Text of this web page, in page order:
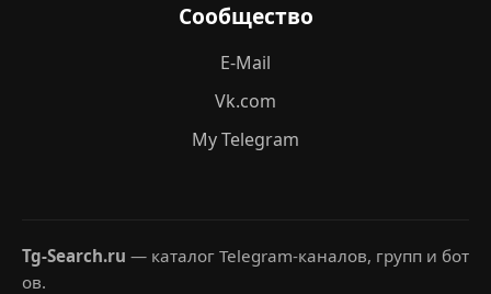
Сообщество
E-Mail
Vk.com
My Telegram
Tg-Search.ru — каталог Telegram-каналов, групп и бот
ов.